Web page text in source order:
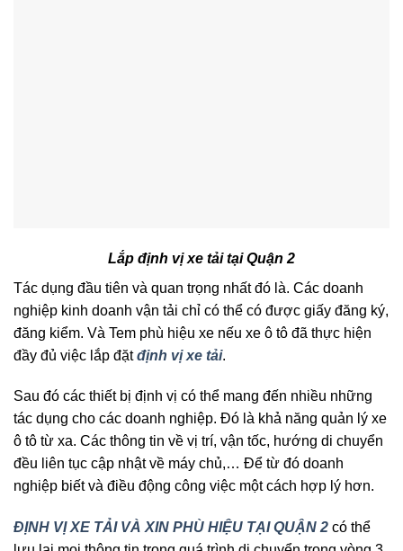
Lắp định vị xe tải tại Quận 2
Tác dụng đầu tiên và quan trọng nhất đó là. Các doanh
nghiệp kinh doanh vận tải chỉ có thể có được giấy đăng ký,
đăng kiểm. Và Tem phù hiệu xe nếu xe ô tô đã thực hiện
đầy đủ việc lắp đặtđịnh vị xe tải.
Sau đó các thiết bị định vị có thể mang đến nhiều những
tác dụng cho các doanh nghiệp. Đó là khả năng quản lý xe
ô tô từ xa. Các thông tin về vị trí, vận tốc, hướng di chuyển
đều liên tục cập nhật về máy chủ,… Để từ đó doanh
nghiệp biết và điều động công việc một cách hợp lý hơn.
ĐỊNH VỊ XE TẢI VÀ XIN PHÙ HIỆU TẠI QUẬN 2 có thể